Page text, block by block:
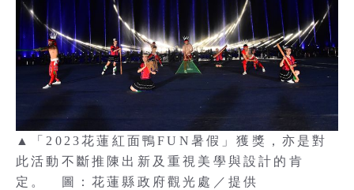
▲「2023花蓮紅面鴨FUN暑假」獲獎，亦是對
此活動不斷推陳出新及重視美學與設計的肯
定。 圖：花蓮縣政府觀光處／提供